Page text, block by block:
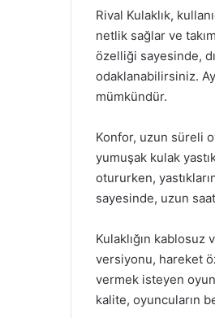
Rival Kulaklık,
netlik sağlar ve
özelliği sayesinde,
odaklanabilirsiniz.
mümkündür.
Konfor, uzun süreli
yumuşak kulak
otururken,
sayesinde, uzun
Kulaklığın
versiyonu, hareket
vermek isteyen
kalite, oyuncuların